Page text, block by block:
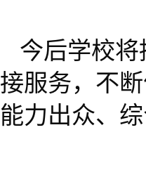
今后学校
接服务，不
能力出众、